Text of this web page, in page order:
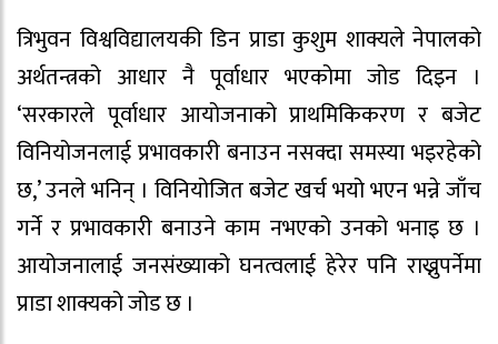
त्रिभुवन विश्वविद्यालयकी डिन प्राडा कुशुम शाक्यले नेपालको
अर्थतन्त्रको आधार नै पूर्वाधार भएकोमा जोड दिइन ।
‘सरकारले पूर्वाधार आयोजनाको प्राथमिकिकरण र बजेट
विनियोजनलाई प्रभावकारी बनाउन नसक्दा समस्या भइरहेको
छ,’ उनले भनिन् । विनियोजित बजेट खर्च भयो भएन भन्ने जाँच
गर्ने र प्रभावकारी बनाउने काम नभएको उनको भनाइ छ ।
आयोजनालाई जनसंख्याको घनत्वलाई हेरेर पनि राख्नुपर्नेमा
प्राडा शाक्यको जोड छ ।